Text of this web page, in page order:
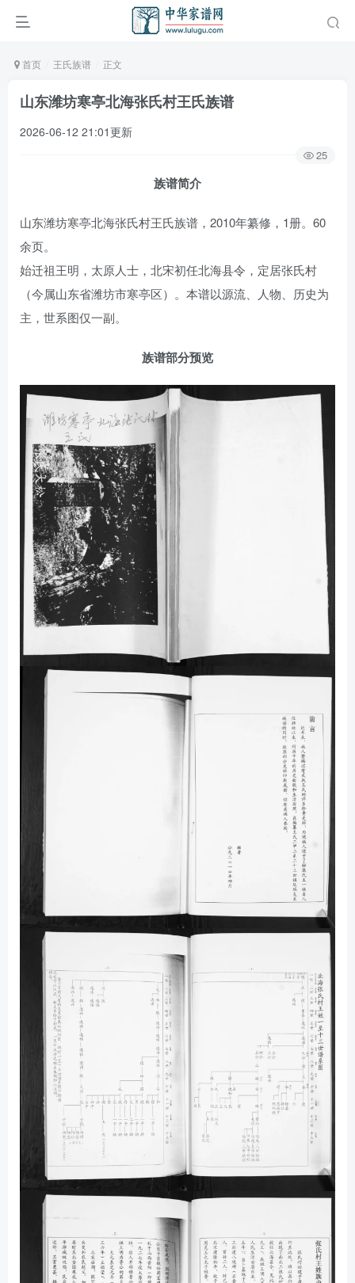
首页 王氏族谱 正文
山东潍坊寒亭北海张氏村王氏族谱
2026-06-12 21:01更新
25
族谱简介
山东潍坊寒亭北海张氏村王氏族谱，2010年纂修，1册。60
余页。
始迁祖王明，太原人士，北宋初任北海县令，定居张氏村
（今属山东省潍坊市寒亭区）。本谱以源流、人物、历史为
主，世系图仅一副。
族谱部分预览